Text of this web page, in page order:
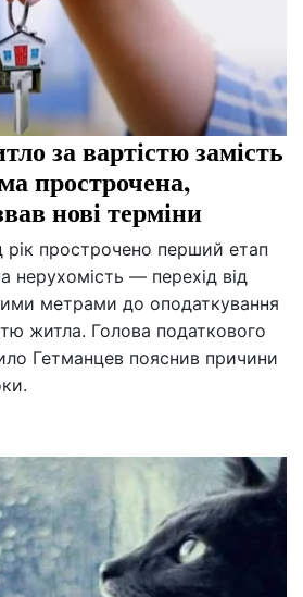
за вартістю замість
прострочена,
нові терміни
рік прострочено перший етап
нерухомість — перехід від
метрами до оподаткування
житла. Голова податкового
Гетманцев пояснив причини